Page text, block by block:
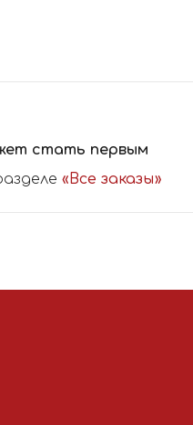
стать первым
«Все заказы»